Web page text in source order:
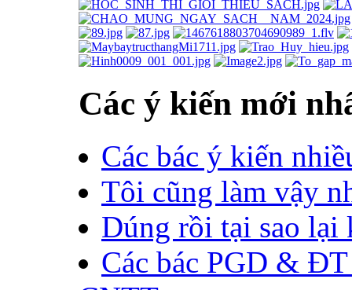
Các ý kiến mới
Các bác ý kiến
Tôi cũng làm vậy
Dúng rồi tại sao lại
Các bác PGD &